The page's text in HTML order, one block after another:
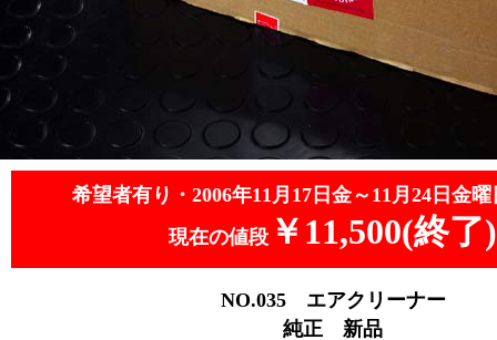
希望者有り・2006年11月17日金～11月24日金曜
現在の値段 ￥11,500(終了)
NO.035 エアクリーナー
純正 新品